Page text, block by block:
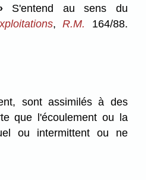
S'entend au sens du
,R.M.
164/88.
sont assimilés à des
que l'écoulement ou la
ou intermittent ou ne